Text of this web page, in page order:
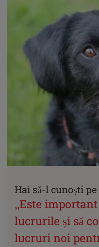
Hai să-l cunoști
„Este
lucrurile și să
lucruri noi